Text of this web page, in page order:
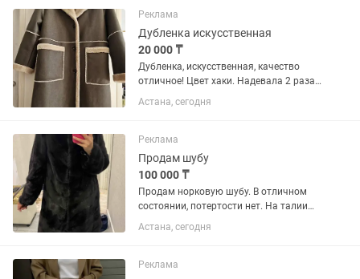
Реклама
Дубленка искусственная
20 000 ₸
Дубленка, искусственная, качество
отличное! Цвет хаки. Надевала 2 раза.
На осень, теплую зиму. Покупала в
магазине Serginnetti. Двухсторонняя.
Астана, сегодня
Реклама
Продам шубу
100 000 ₸
Продам норковую шубу. В отличном
состоянии, потертости нет. На талии
есть кулисы что можно регулировать,
цвет мокко. По цене договоримся
Астана, сегодня
Реклама